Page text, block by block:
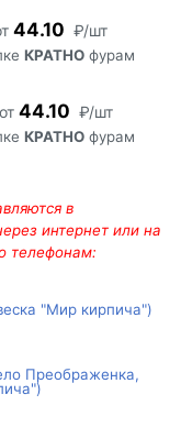
44.10 ₽/шт
КРАТНО фурам
44.10 ₽/шт
КРАТНО фурам
в
интернет или на
телефонам:
"Мир кирпича")
Преображенка,